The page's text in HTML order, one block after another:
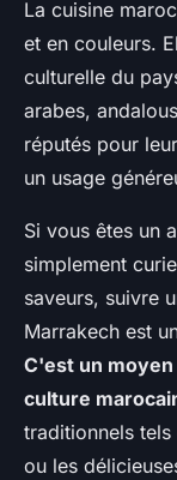
La cuisine
et en couleurs.
culturelle du
arabes,
réputés pour
un usage
Si vous êtes un
simplement
saveurs, suivre
Marrakech est
C'est un
culture
traditionnels
ou les